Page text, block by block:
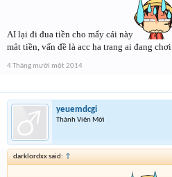
chai mà chả đc cái code nào rồi
AI lại đi đua tiền cho mấy cái này
mât tiền, vấn đề là acc ha trang ai đang chơi
4 Tháng mười một 2014
yeuemdcgi
Thành Viên Mới
darklordxx said: ↑